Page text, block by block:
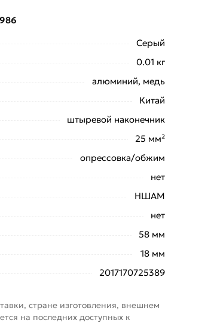
с Вами для согласования условий
Серый
0.01 кг
алюминий, медь
Китай
штыревой наконечник
25 мм²
опрессовка/обжим
нет
НШАМ
нет
58 мм
18 мм
2017170725389
стране изготовления, внешнем
на последних доступных к